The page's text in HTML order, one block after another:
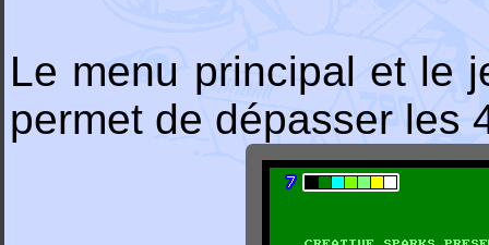
Le menu principal et le
permet de dépasser les